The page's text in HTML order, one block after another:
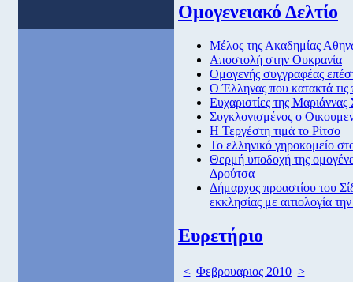
Ομογενειακό Δελτίο
Μέλος της Ακαδημίας
Αποστολή στην Ουκρανία
Ομογενής συγγραφέας
O Έλληνας που κατακτά τις
Ευχαριστίες της
Συγκλονισμένος ο
Η Τεργέστη τιμά το Ρίτσο
Το ελληνικό γηροκομείο
Θερμή υποδοχή της
Δρούτσα
Δήμαρχος προαστίου του
εκκλησίας με αιτιολογία
Ευρετήριο
< Φεβρουαριος 2010 >